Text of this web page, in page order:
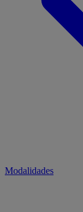
Modalidades